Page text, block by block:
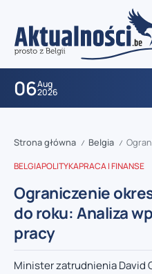
06Aug
2026
Strona główna / Belgia /
BELGIAPOLITYKAPRACA I FINANSE
Ograniczenie
do roku: Analiza
pracy
Minister zatrudnienia David